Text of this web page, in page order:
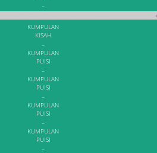
...
KUMPULAN
KISAH
...
KUMPULAN
PUISI
...
KUMPULAN
PUISI
...
KUMPULAN
PUISI
...
KUMPULAN
PUISI
...